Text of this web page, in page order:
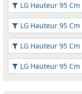
LG Hauteur 95
LG Hauteur 95
LG Hauteur 95 Cm
LG Hauteur 95 Cm